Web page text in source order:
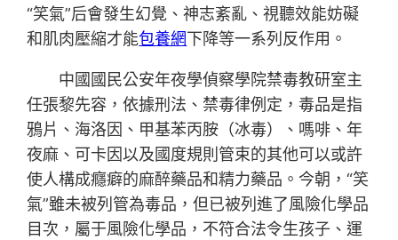
“笑氣”后會發生幻覺、神志紊亂、視聽效能妨礙
和肌肉壓縮才能包養網下降等一系列反作用。
中國國民公安年夜學偵察學院禁毒教研室主
任張黎先容，依據刑法、禁毒律例定，毒品是指
鴉片、海洛因、甲基苯丙胺（冰毒）、嗎啡、年
夜麻、可卡因以及國度規則管束的其他可以或許
使人構成癮癖的麻醉藥品和精力藥品。今朝，“笑
氣”雖未被列管為毒品，但已被列進了風險化學品
目次，屬于風險化學品，不符合法令生孩子、運